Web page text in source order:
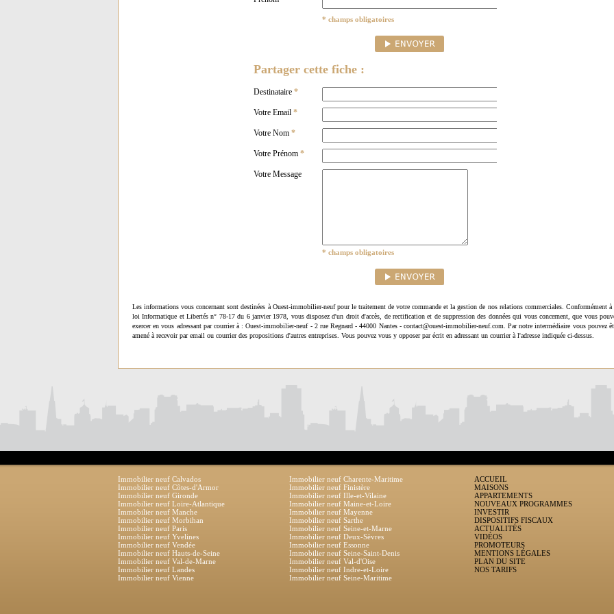
* champs obligatoires
Partager cette fiche :
Destinataire *
Votre Email *
Votre Nom *
Votre Prénom *
Votre Message
* champs obligatoires
Les informations vous concernant sont destinées à Ouest-immobilier-neuf pour le traitement de votre commande et la gestion de nos relations commerciales. Conformément à
loi Informatique et Libertés n° 78-17 du 6 janvier 1978, vous disposez d'un droit d'accès, de rectification et de suppression des données qui vous concernent, que vous
exercer en vous adressant par courrier à : Ouest-immobilier-neuf - 2 rue Regnard - 44000 Nantes - contact@ouest-immobilier-neuf.com. Par notre intermédiaire vous pouvez
amené à recevoir par email ou courrier des propositions d'autres entreprises. Vous pouvez vous y opposer par écrit en adressant un courrier à l'adresse indiquée ci-dessus.
Immobilier neuf Calvados
Immobilier neuf Charente-Maritime
Immobilier neuf Côtes-d'Armor
Immobilier neuf Finistère
Immobilier neuf Gironde
Immobilier neuf Ille-et-Vilaine
Immobilier neuf Loire-Atlantique
Immobilier neuf Maine-et-Loire
Immobilier neuf Manche
Immobilier neuf Mayenne
Immobilier neuf Morbihan
Immobilier neuf Sarthe
Immobilier neuf Paris
Immobilier neuf Seine-et-Marne
Immobilier neuf Yvelines
Immobilier neuf Deux-Sèvres
Immobilier neuf Vendée
Immobilier neuf Essonne
Immobilier neuf Hauts-de-Seine
Immobilier neuf Seine-Saint-Denis
Immobilier neuf Val-de-Marne
Immobilier neuf Val-d'Oise
Immobilier neuf Landes
Immobilier neuf Indre-et-Loire
Immobilier neuf Vienne
Immobilier neuf Seine-Maritime
ACCUEIL
MAISONS
APPARTEMENTS
NOUVEAUX PROGRAMMES
INVESTIR
DISPOSITIFS FISCAUX
ACTUALITÉS
VIDÉOS
PROMOTEURS
MENTIONS LÉGALES
PLAN DU SITE
NOS TARIFS